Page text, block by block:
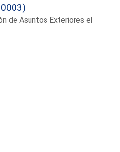
de Asuntos Exteriores el